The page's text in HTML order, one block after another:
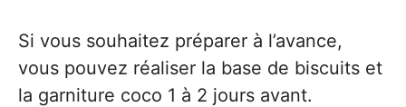
Si vous souhaitez préparer à l’avance,
vous pouvez réaliser la base de biscuits et
la garniture coco 1 à 2 jours avant.